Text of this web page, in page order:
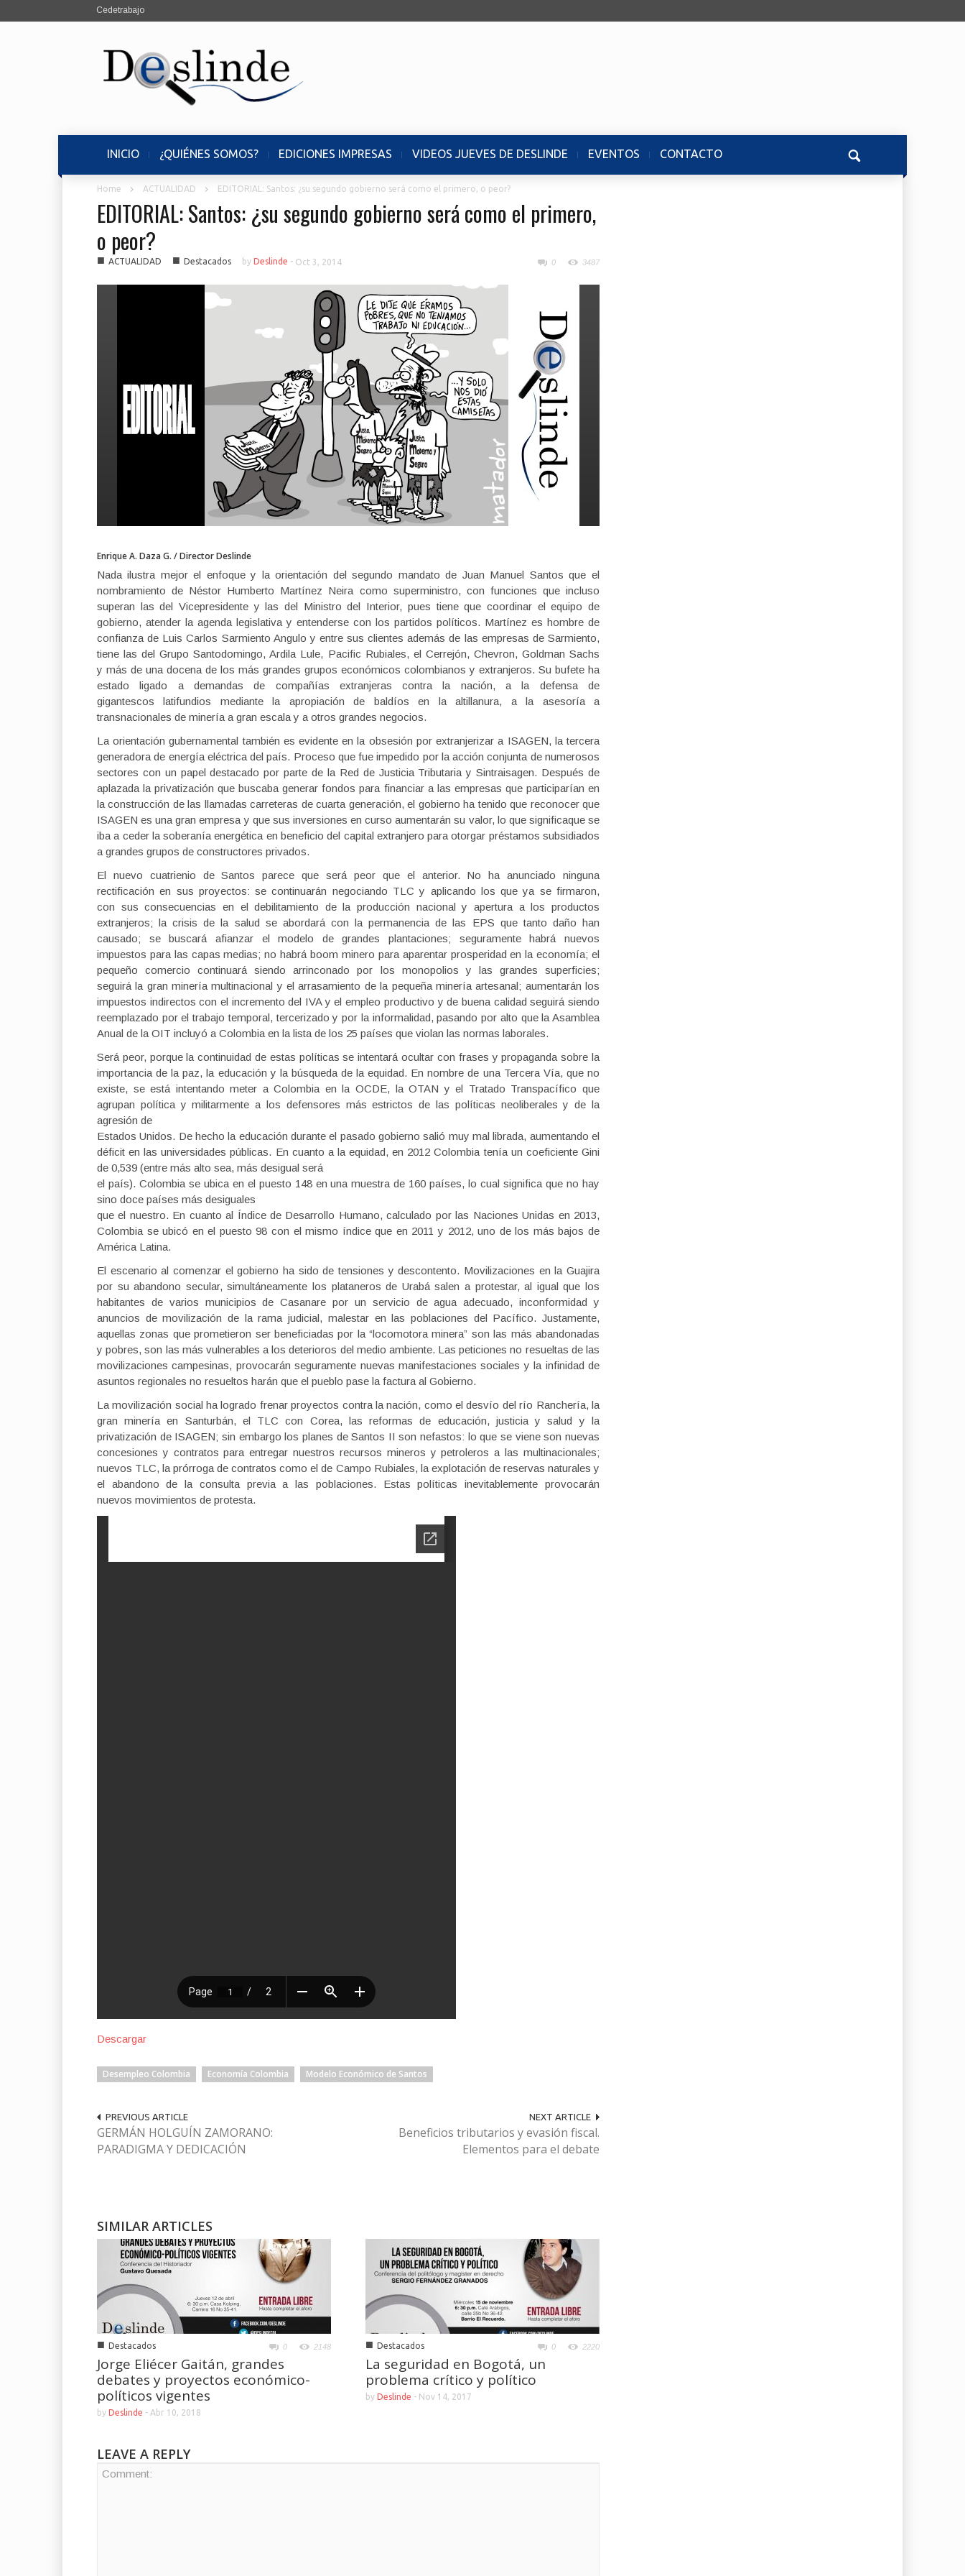
Cedetrabajo
INICIO ¿QUIÉNES SOMOS? EDICIONES IMPRESAS VIDEOS JUEVES DE DESLINDE EVENTOS CONTACTO
Home ACTUALIDAD EDITORIAL: Santos: ¿su segundo gobierno será como el primero, o peor?
EDITORIAL: Santos: ¿su segundo gobierno será como el primero,
o peor?
■ ACTUALIDAD ■ Destacados by Deslinde - Oct 3, 2014 0 3487
Enrique A. Daza G. / Director Deslinde
Nada ilustra mejor el enfoque y la orientación del segundo mandato de Juan Manuel Santos que el
nombramiento de Néstor Humberto Martínez Neira como superministro, con funciones que incluso
superan las del Vicepresidente y las del Ministro del Interior, pues tiene que coordinar el equipo de
gobierno, atender la agenda legislativa y entenderse con los partidos políticos. Martínez es hombre de
confianza de Luis Carlos Sarmiento Angulo y entre sus clientes además de las empresas de Sarmiento,
tiene las del Grupo Santodomingo, Ardila Lule, Pacific Rubiales, el Cerrejón, Chevron, Goldman Sachs
y más de una docena de los más grandes grupos económicos colombianos y extranjeros. Su bufete ha
estado ligado a demandas de compañías extranjeras contra la nación, a la defensa de
gigantescos latifundios mediante la apropiación de baldíos en la altillanura, a la asesoría a
transnacionales de minería a gran escala y a otros grandes negocios.
La orientación gubernamental también es evidente en la obsesión por extranjerizar a ISAGEN, la tercera
generadora de energía eléctrica del país. Proceso que fue impedido por la acción conjunta de numerosos
sectores con un papel destacado por parte de la Red de Justicia Tributaria y Sintraisagen. Después de
aplazada la privatización que buscaba generar fondos para financiar a las empresas que participarían en
la construcción de las llamadas carreteras de cuarta generación, el gobierno ha tenido que reconocer que
ISAGEN es una gran empresa y que sus inversiones en curso aumentarán su valor, lo que significaque se
iba a ceder la soberanía energética en beneficio del capital extranjero para otorgar préstamos subsidiados
a grandes grupos de constructores privados.
El nuevo cuatrienio de Santos parece que será peor que el anterior. No ha anunciado ninguna
rectificación en sus proyectos: se continuarán negociando TLC y aplicando los que ya se firmaron,
con sus consecuencias en el debilitamiento de la producción nacional y apertura a los productos
extranjeros; la crisis de la salud se abordará con la permanencia de las EPS que tanto daño han
causado; se buscará afianzar el modelo de grandes plantaciones; seguramente habrá nuevos
impuestos para las capas medias; no habrá boom minero para aparentar prosperidad en la economía; el
pequeño comercio continuará siendo arrinconado por los monopolios y las grandes superficies;
seguirá la gran minería multinacional y el arrasamiento de la pequeña minería artesanal; aumentarán los
impuestos indirectos con el incremento del IVA y el empleo productivo y de buena calidad seguirá siendo
reemplazado por el trabajo temporal, tercerizado y por la informalidad, pasando por alto que la Asamblea
Anual de la OIT incluyó a Colombia en la lista de los 25 países que violan las normas laborales.
Será peor, porque la continuidad de estas políticas se intentará ocultar con frases y propaganda sobre la
importancia de la paz, la educación y la búsqueda de la equidad. En nombre de una Tercera Vía, que no
existe, se está intentando meter a Colombia en la OCDE, la OTAN y el Tratado Transpacífico que
agrupan política y militarmente a los defensores más estrictos de las políticas neoliberales y de la
agresión de
Estados Unidos. De hecho la educación durante el pasado gobierno salió muy mal librada, aumentando el
déficit en las universidades públicas. En cuanto a la equidad, en 2012 Colombia tenía un coeficiente Gini
de 0,539 (entre más alto sea, más desigual será
el país). Colombia se ubica en el puesto 148 en una muestra de 160 países, lo cual significa que no hay
sino doce países más desiguales
que el nuestro. En cuanto al Índice de Desarrollo Humano, calculado por las Naciones Unidas en 2013,
Colombia se ubicó en el puesto 98 con el mismo índice que en 2011 y 2012, uno de los más bajos de
América Latina.
El escenario al comenzar el gobierno ha sido de tensiones y descontento. Movilizaciones en la Guajira
por su abandono secular, simultáneamente los plataneros de Urabá salen a protestar, al igual que los
habitantes de varios municipios de Casanare por un servicio de agua adecuado, inconformidad y
anuncios de movilización de la rama judicial, malestar en las poblaciones del Pacífico. Justamente,
aquellas zonas que prometieron ser beneficiadas por la “locomotora minera” son las más abandonadas
y pobres, son las más vulnerables a los deterioros del medio ambiente. Las peticiones no resueltas de las
movilizaciones campesinas, provocarán seguramente nuevas manifestaciones sociales y la infinidad de
asuntos regionales no resueltos harán que el pueblo pase la factura al Gobierno.
La movilización social ha logrado frenar proyectos contra la nación, como el desvío del río Ranchería, la
gran minería en Santurbán, el TLC con Corea, las reformas de educación, justicia y salud y la
privatización de ISAGEN; sin embargo los planes de Santos II son nefastos: lo que se viene son nuevas
concesiones y contratos para entregar nuestros recursos mineros y petroleros a las multinacionales;
nuevos TLC, la prórroga de contratos como el de Campo Rubiales, la explotación de reservas naturales y
el abandono de la consulta previa a las poblaciones. Estas políticas inevitablemente provocarán
nuevos movimientos de protesta.
Descargar
Desempleo Colombia Economía Colombia Modelo Económico de Santos
PREVIOUS ARTICLE
GERMÁN HOLGUÍN ZAMORANO:
PARADIGMA Y DEDICACIÓN
NEXT ARTICLE
Beneficios tributarios y evasión fiscal.
Elementos para el debate
SIMILAR ARTICLES
■ Destacados 0 2148
Jorge Eliécer Gaitán, grandes
debates y proyectos económico-
políticos vigentes
by Deslinde - Abr 10, 2018
■ Destacados 0 2220
La seguridad en Bogotá, un
problema crítico y político
by Deslinde - Nov 14, 2017
LEAVE A REPLY